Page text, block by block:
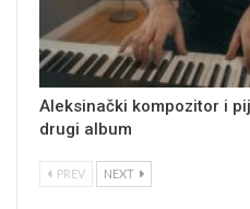
Aleksinački kompozitor i
drugi album
PREV NEXT